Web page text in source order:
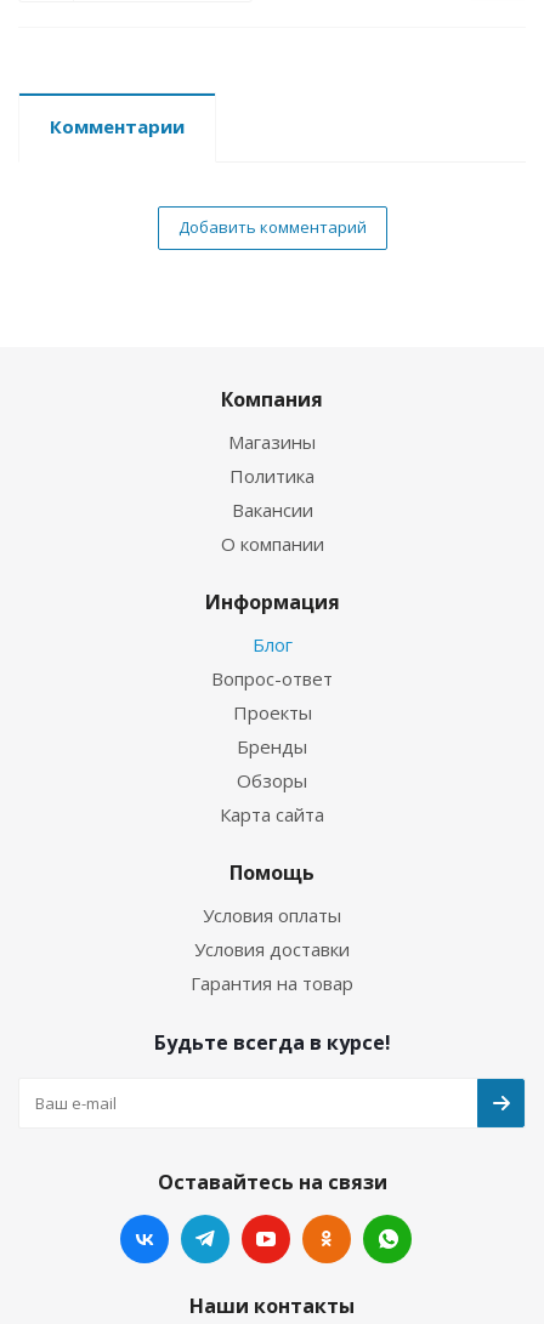
Комментарии
Добавить комментарий
Компания
Магазины
Политика
Вакансии
О компании
Информация
Блог
Вопрос-ответ
Проекты
Бренды
Обзоры
Карта сайта
Помощь
Условия оплаты
Условия доставки
Гарантия на товар
Будьте всегда в курсе!
Оставайтесь на связи
Наши контакты